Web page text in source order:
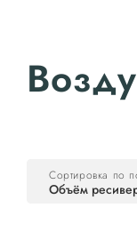
Объём
Сортировка по